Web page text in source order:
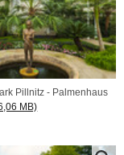
Pillnitz - Palmenhaus
MB)